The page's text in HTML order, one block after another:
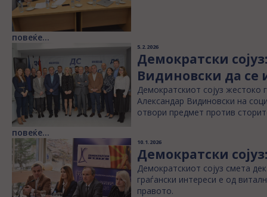
повеќе...
5.2.2026
Демократски
Видиновски да се
Демократскиот сојуз жестоко
Александар Видиновски на
отвори предмет против
повеќе...
10.1.2026
Демократски
Демократскиот сојуз смета
граѓански интереси е од
правото.